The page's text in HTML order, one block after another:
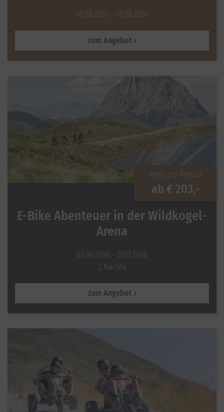
01.08.2026 - 31.08.2026
zum Angebot
Preis pro Person
ab € 203,-
E-Bike Abenteuer in der Wildkogel-
Arena
03.06.2026 - 02.11.2026
2 Nächte
zum Angebot